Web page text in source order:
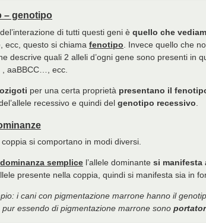
– genotipo
di tutti questi geni è quello che
ecc, questo si chiama fenotipo . Invece quello che
descrive quali 2 alleli d’ogni gene sono presenti in
aaBBCC…, ecc.
per una certa proprietà presentano il
recessivo e quindi del genotipo recessivo
si comportano in modi diversi.
dominanza semplice l’allele dominante si manifesta
presente nella coppia, quindi si manifesta sia in
i cani con pigmentazione marrone hanno il
pur essendo di pigmentazione marrone sono